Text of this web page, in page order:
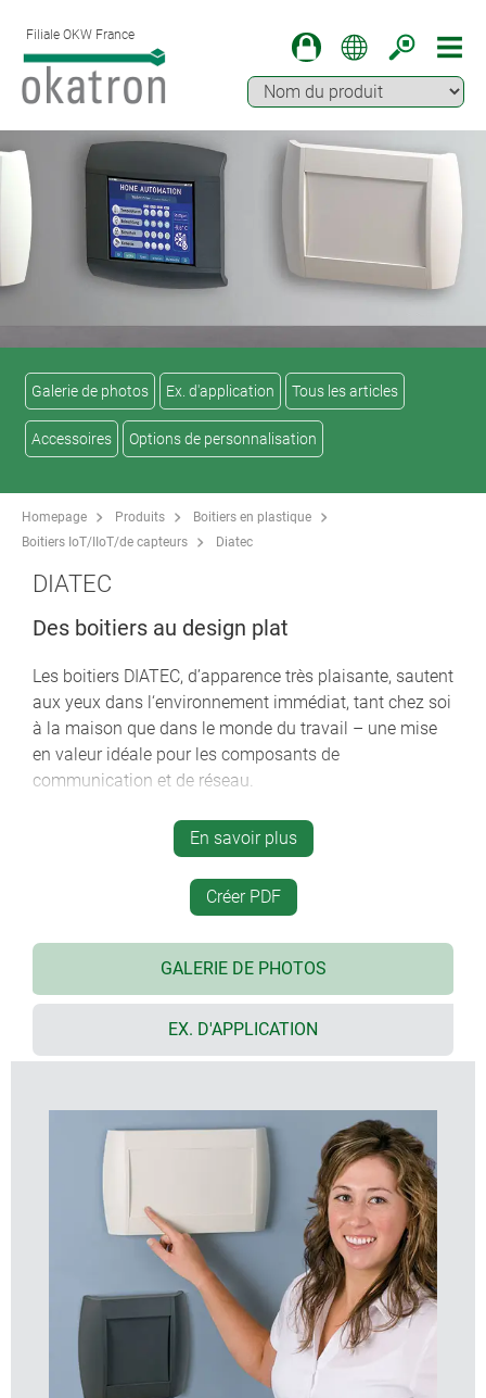
Filiale OKW France
Galerie de photos Ex. d'application Tous les articles
Accessoires Options de personnalisation
Homepage Produits
Boitiers en plastique
Boitiers IoT/IIoT/de capteurs
Diatec
DIATEC
Des boitiers au design plat
Les boitiers DIATEC, d’apparence très plaisante, sautent
aux yeux dans l‘environnement immédiat, tant chez soi
à la maison que dans le monde du travail – une mise
en valeur idéale pour les composants de
communication et de réseau.
un design moderne et de faible hauteur pour les
applications de table et murales
interface centrale pour les claviers à membrane,
écrans tactiles, afficheurs, etc.
fixation aisée au mur et dissimulée grâce aux trous
oblongs, ou encore fixation du boitier par les coins
4 tailles, 2 coloris
DIATEC XS :boitier en deux pièces vissées dont une
compartiment piles intégré pour deux piles AA,
contour préformé dans la partie inférieure pour
prise encastrable sous crépi
boitier en quatre pièces
comprenant les parties supérieure et inférieure ainsi
que deux obturateurs pour recouvrir la partie vissée
du boitier ; le cas échéant, les deux obturateurs
encliquetés pourront être bloqués de manière à
empêcher un accès non autorisé ; compartiment
piles intégré pour deux piles rondes AA ou une pile
plate 9 V
des plaques enfichables séparées permettent de
En savoir plus
Créer PDF
GALERIE DE PHOTOS
EX. D'APPLICATION